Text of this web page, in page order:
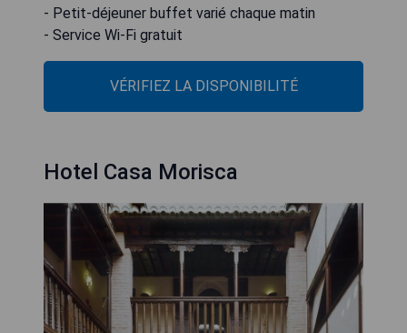
- Petit-déjeuner buffet varié chaque matin
- Service Wi-Fi gratuit
VÉRIFIEZ LA DISPONIBILITÉ
Hotel Casa Morisca